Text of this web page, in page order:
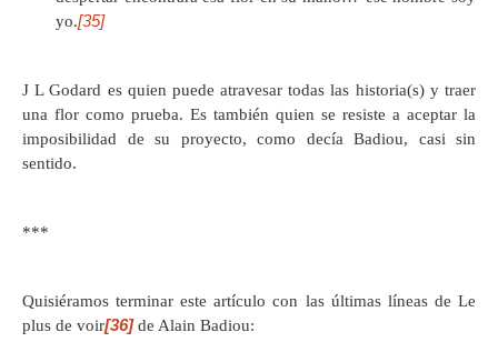
yo.[35]
J L Godard es quien puede atravesar todas las historia(s) y traer
una flor como prueba. Es también quien se resiste a aceptar la
imposibilidad de su proyecto, como decía Badiou, casi sin
sentido.
***
Quisiéramos terminar este artículo con las últimas líneas de Le
plus de voir[36]de Alain Badiou: